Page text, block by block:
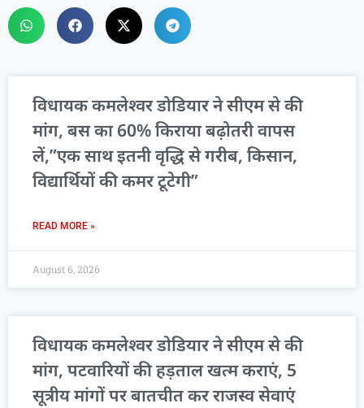
विधायक कमलेश्वर डोडियार ने सीएम से की
मांग, बस का 60% किराया बढ़ोतरी वापस
लें,”एक साथ इतनी वृद्धि से गरीब, किसान,
विद्यार्थियों की कमर टूटेगी”
READ MORE »
August 6, 2026
विधायक कमलेश्वर डोडियार ने सीएम से की
मांग, पटवारियों की हड़ताल खत्म कराएं, 5
सूत्रीय मांगों पर बातचीत कर राजस्व सेवाएं